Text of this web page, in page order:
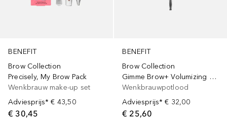
BENEFIT
Brow Collection
Precisely, My Brow Pack
Wenkbrauw make-up set
Adviesprijs* € 43,50
€ 30,45
BENEFIT
Brow Collection
Gimme Brow+ Volumizing Pencil
Wenkbrauwpotlood
Adviesprijs* € 32,00
€ 25,60